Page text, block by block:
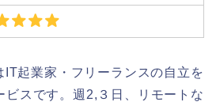
IT起業家・フリーランスの自立を
ビスです。週2,３日、リモートな